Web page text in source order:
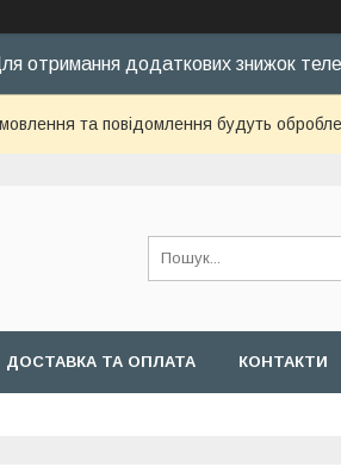
отримання додаткових знижок
та повідомлення будуть
ДОСТАВКА ТА ОПЛАТА КОНТАКТИ